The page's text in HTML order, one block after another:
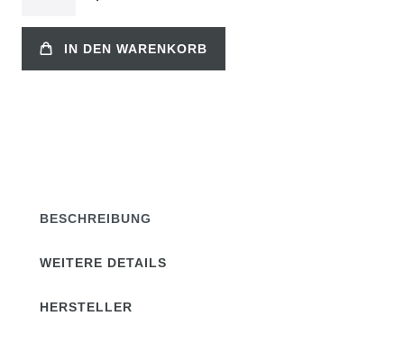
IN DEN WARENKORB
BESCHREIBUNG
WEITERE DETAILS
HERSTELLER